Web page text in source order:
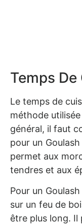
Temps
Le temps de
méthode
général, il faut
pour un
permet aux
tendres et aux
Pour un
sur un feu de
être plus long.